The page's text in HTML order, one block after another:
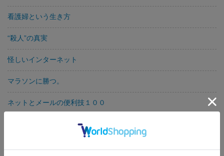
看護婦という生き方
“殺人”の真実
怪しいインターネット
マラソンに勝つ。
ネットとメールの便利技１００
すべての男は変態である！